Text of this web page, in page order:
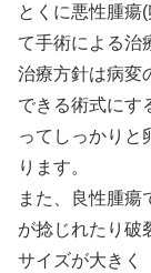
とくに悪性腫瘍
て手術による治
治療方針は病変
できる術式にす
ってしっかりと
ります。
また、良性腫瘍
が捻じれたり破
サイズが大きく